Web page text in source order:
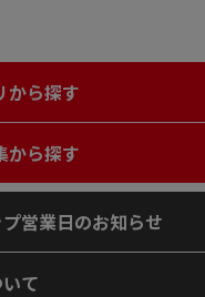
から探す
から探す
営業日のお知らせ
て